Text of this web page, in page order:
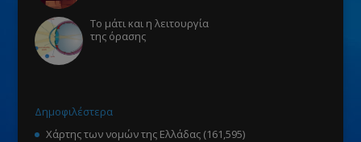
Το μάτι και η λειτουργία
της όρασης
Δημοφιλέστερα
Χάρτης των νομών της Ελλάδας (161,595)